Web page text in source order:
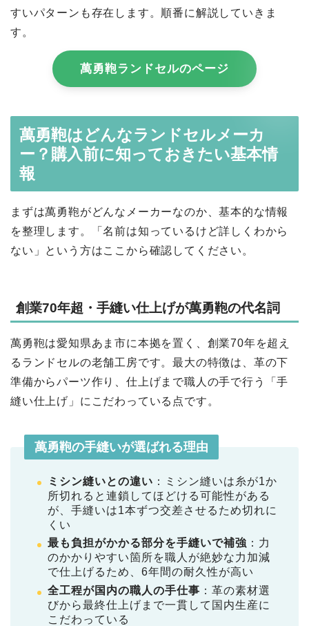
すいパターンも存在します。順番に解説していきま
す。
萬勇鞄ランドセルのページ
萬勇鞄はどんなランドセルメーカ
ー？購入前に知っておきたい基本情
報
まずは萬勇鞄がどんなメーカーなのか、基本的な情報
を整理します。「名前は知っているけど詳しくわから
ない」という方はここから確認してください。
創業70年超・手縫い仕上げが萬勇鞄の代名詞
萬勇鞄は愛知県あま市に本拠を置く、創業70年を超え
るランドセルの老舗工房です。最大の特徴は、革の下
準備からパーツ作り、仕上げまで職人の手で行う「手
縫い仕上げ」にこだわっている点です。
萬勇鞄の手縫いが選ばれる理由
ミシン縫いとの違い ：ミシン縫いは糸が1か
所切れると連鎖してほどける可能性がある
が、手縫いは1本ずつ交差させるため切れに
くい
最も負担がかかる部分を手縫いで補強 ：力
のかかりやすい箇所を職人が絶妙な力加減
で仕上げるため、6年間の耐久性が高い
全工程が国内の職人の手仕事 ：革の素材選
びから最終仕上げまで一貫して国内生産に
こだわっている